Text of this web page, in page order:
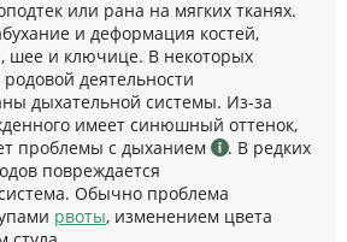
или рана на мягких тканях.
и деформация костей,
шее и ключице. В некоторых
деятельности
дыхательной системы. Из-за
имеет синюшный оттенок,
проблемы с дыханием
. В редких
повреждается
Обычно проблема
рвоты, изменением цвета